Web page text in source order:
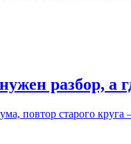
разбор, а
повтор старого